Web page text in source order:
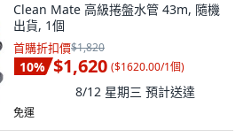
Clean Mate 高級捲盤水管 43m, 隨機
出貨, 1個
首購折扣價$1,820
10% $1,620 ($1620.00/1個)
8/12 星期三 預計送達
免運